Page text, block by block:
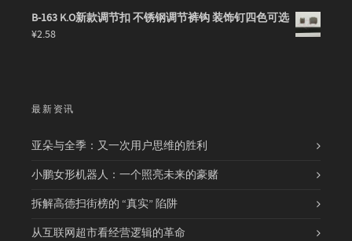
B-163 K.O新款调节扣 不锈钢调节裤钩 装饰钉四色可选
¥2.58
最新资讯
亚朵与全季：又一次用户思维的胜利
小鹏女形机器人：一个照亮未来的豪赌
拆解高德扫街榜的 “真实” 陷阱
从互联网超市看经营逻辑的革命